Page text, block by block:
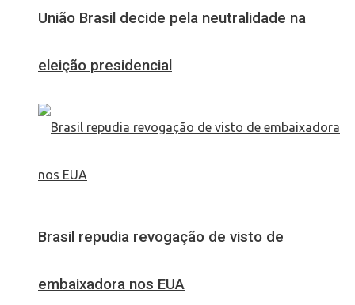
União Brasil decide pela neutralidade na
eleição presidencial
Brasil repudia revogação de visto de
embaixadora nos EUA